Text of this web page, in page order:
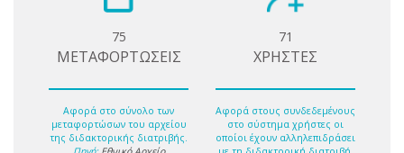
75
ΜΕΤΑΦΟΡΤΩΣΕΙΣ
Αφορά στο σύνολο των
μεταφορτώσων του αρχείου
της διδακτορικής διατριβής.
71
ΧΡΗΣΤΕΣ
Αφορά στους συνδεδεμένους
στο σύστημα χρήστες οι
οποίοι έχουν αλληλεπιδράσει